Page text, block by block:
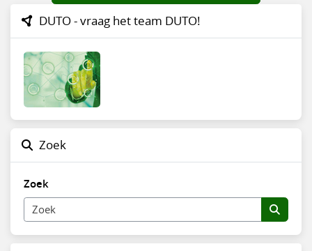
DUTO - vraag het team DUTO!
Zoek
Zoek